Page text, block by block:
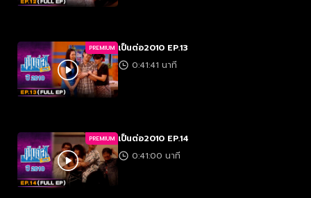
PREMIUM เป็นต่อ2010 EP.13
0:41:41 นาที
PREMIUM เป็นต่อ2010 EP.14
0:41:00 นาที